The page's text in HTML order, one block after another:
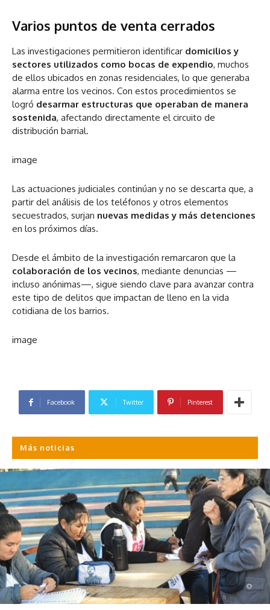
Varios puntos de venta cerrados
Las investigaciones permitieron identificar domicilios y
sectores utilizados como bocas de expendio, muchos
de ellos ubicados en zonas residenciales, lo que generaba
alarma entre los vecinos. Con estos procedimientos se
logró desarmar estructuras que operaban de manera
sostenida, afectando directamente el circuito de
distribución barrial.
image
Las actuaciones judiciales continúan y no se descarta que, a
partir del análisis de los teléfonos y otros elementos
secuestrados, surjan nuevas medidas y más detenciones
en los próximos días.
Desde el ámbito de la investigación remarcaron que la
colaboración de los vecinos, mediante denuncias —
incluso anónimas—, sigue siendo clave para avanzar contra
este tipo de delitos que impactan de lleno en la vida
cotidiana de los barrios.
image
Facebook Twitter Pinterest
Más noticias